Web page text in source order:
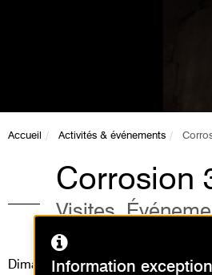
Accueil Activités & événements
Corrosion
Visites,
conférence
Dimanche 8 avril 2018
Information